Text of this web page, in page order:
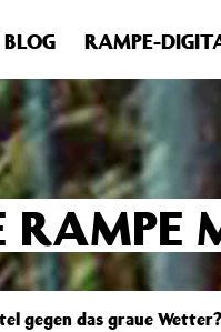
ist seit Version
BLOG RAMPE-
RAMPE
gegen das graue